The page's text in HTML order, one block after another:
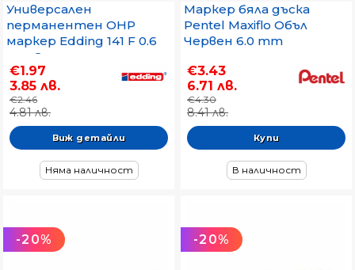
Универсален
перманентен OHP
маркер Edding 141 F 0.6
mm Зелен
€1.97
3.85 лв.
€2.46
4.81 лв.
Виж детайли
Няма наличност
Маркер бяла дъска
Pentel Maxiflo Объл
Червен 6.0 mm
€3.43
6.71 лв.
€4.30
8.41 лв.
В наличност
-20% -20%